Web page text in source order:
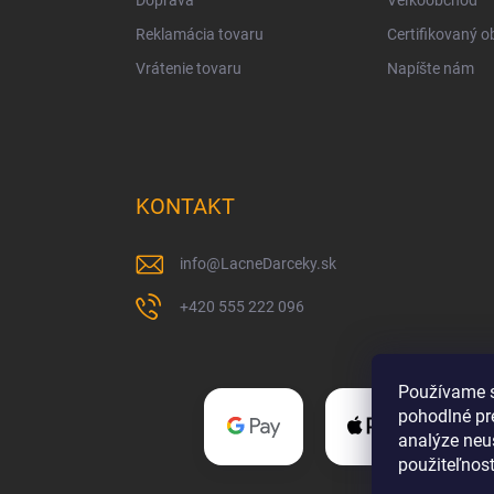
Používame
pohodlné
analýze
Reklamácia tovaru
Vrátenie tovaru
Certifikovaný
Napíšte nám
KONTAKT
info@LacneDarceky.sk
+420 555 222 096